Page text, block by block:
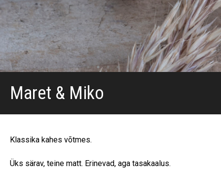
Maret & Miko
Klassika kahes võtmes.
Üks särav, teine matt. Erinevad, aga tasakaalus.